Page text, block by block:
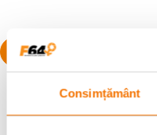
Consimțământ